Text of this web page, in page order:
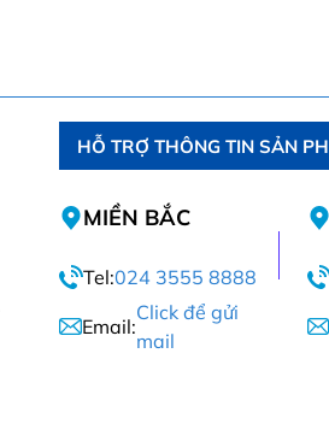
HỖ TRỢ THÔNG TIN SẢN
MIỀN BẮC
Tel:024 3555 8888
Email:
Click để gửi
mail